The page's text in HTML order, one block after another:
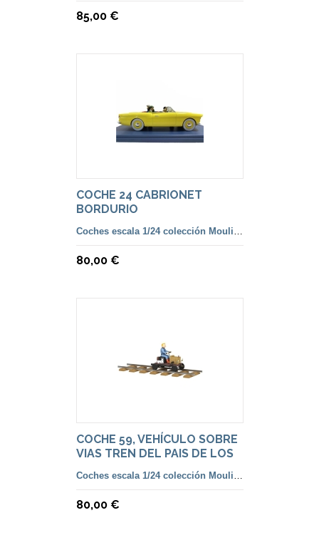
85,00 €
COCHE 24 CABRIONET
BORDURIO
Coches escala 1/24 colección Moulinsart
80,00 €
COCHE 59, VEHÍCULO SOBRE
VIAS TREN DEL PAIS DE LOS
Coches escala 1/24 colección Moulinsart
80,00 €